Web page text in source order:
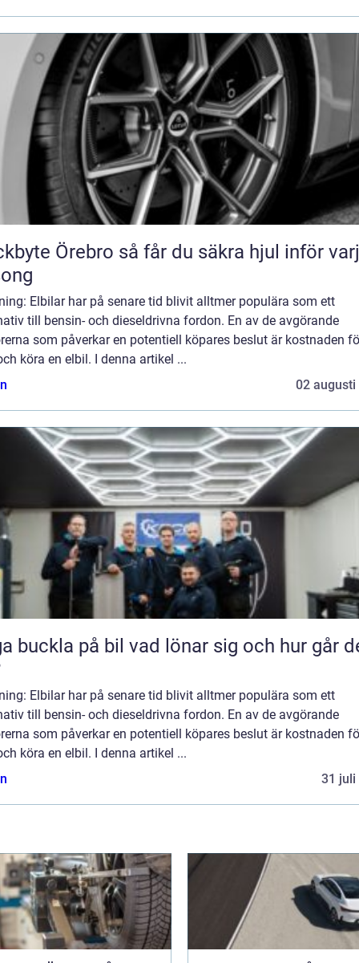
så får du säkra hjul inför varje
Elbilar har på senare tid blivit alltmer populära som ett
till bensin- och dieseldrivna fordon. En av de avgörande
som påverkar en potentiell köpares beslut är kostnaden
köra en elbil. I denna artikel ...
02 augusti
på bil vad lönar sig och hur går det
Elbilar har på senare tid blivit alltmer populära som ett
till bensin- och dieseldrivna fordon. En av de avgörande
som påverkar en potentiell köpares beslut är kostnaden
köra en elbil. I denna artikel ...
31 juli